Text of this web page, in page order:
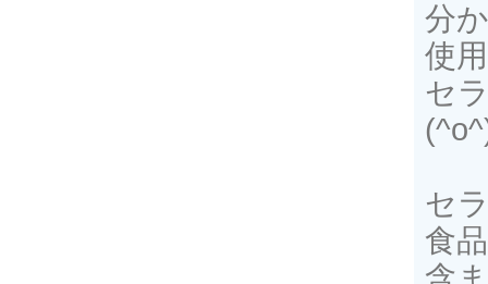
分
使
セ
セ
食